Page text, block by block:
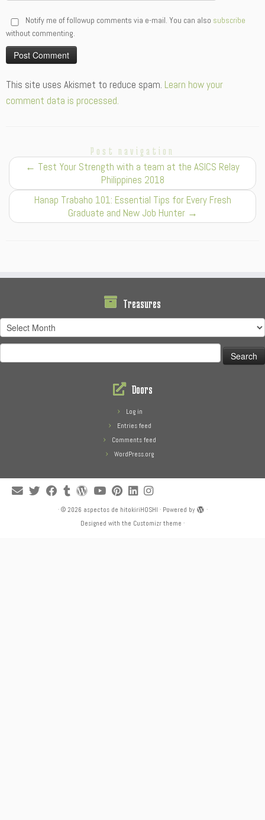
Notify me of followup comments via e-mail. You can also subscribe
without commenting.
This site uses Akismet to reduce spam. Learn how your
comment data is processed.
Post navigation
← Test Your Strength with a team at the ASICS Relay
Philippines 2018
Hanap Trabaho 101: Essential Tips for Every Fresh
Graduate and New Job Hunter →
Treasures
Treasures
for:
Doors
Log in
Entries feed
Comments feed
WordPress.org
· © 2026 aspectos de hitokiriHOSHI · Powered by
·
Designed with the Customizr theme ·